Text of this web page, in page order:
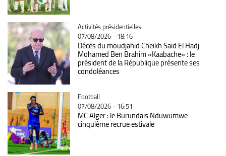
Catégorie
Activités présidentielles
07/08/2026 - 18:16
Décès du moudjahid Cheikh Saïd El Hadj
Mohamed Ben Brahim «Kaabache» : le
président de la République présente ses
condoléances
Catégorie
Football
07/08/2026 - 16:51
MC Alger : le Burundais Nduwumwe
cinquième recrue estivale